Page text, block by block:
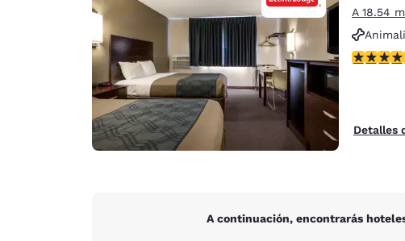
A 18.54
Detalles
A continuación, encontrarás